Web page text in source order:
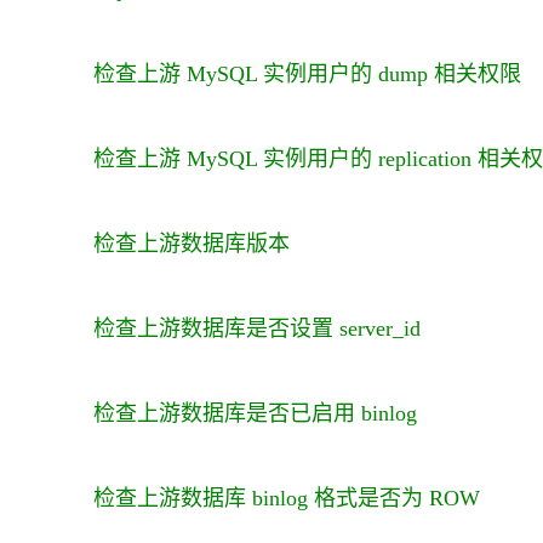
检查上游 MySQL 实例用户的 dump 相关权限
检查上游 MySQL 实例用户的 replication 相关
检查上游数据库版本
检查上游数据库是否设置 server_id
检查上游数据库是否已启用 binlog
检查上游数据库 binlog 格式是否为 ROW